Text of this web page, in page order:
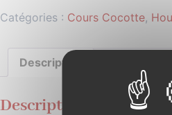
Catégories : Cours Cocotte,
Description
Description